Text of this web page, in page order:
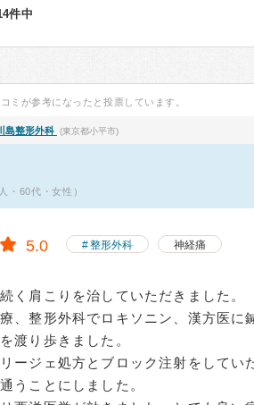
件中
ミが参考になったと投票しています。
島整形外科 (東京都小平市)
・60代・女性）
5.0 整形外科 神経痛
く肩こりを治していただきました。
、整形外科でロキソニン、漢方医に
渡り歩きました。
ージェ処方とブロック注射をしてい
うことにしました。